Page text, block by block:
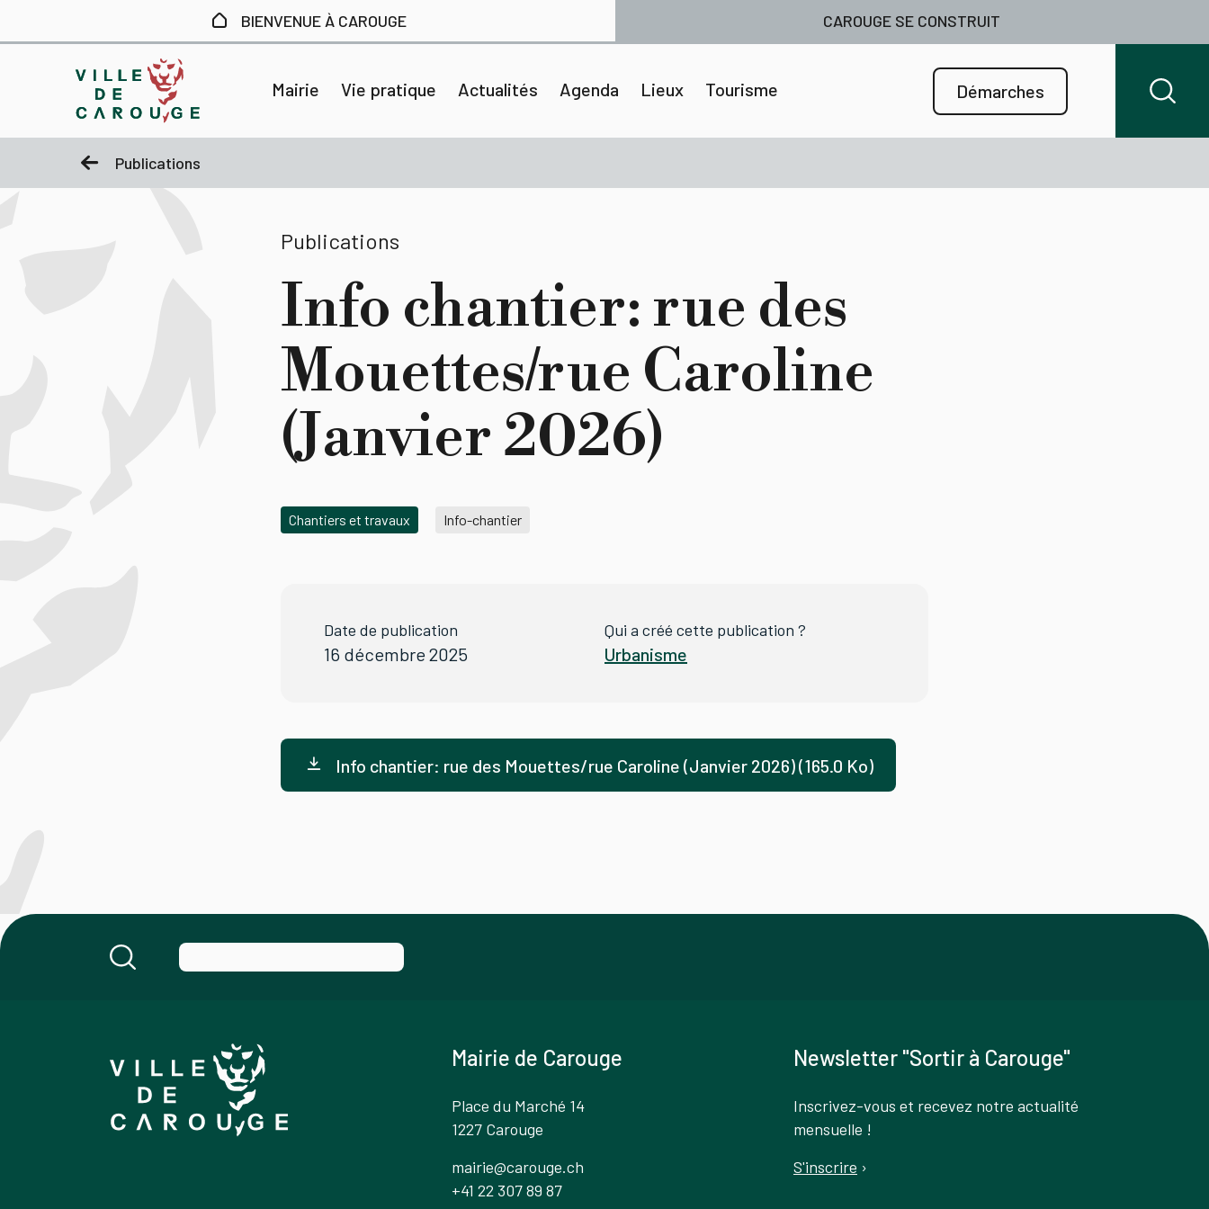
BIENVENUE À CAROUGE CAROUGE SE CONSTRUIT
Mairie Vie pratique Actualités Agenda Lieux Tourisme Démarches
Publications
Publications
Info chantier: rue des
Mouettes/rue Caroline
(Janvier 2026)
Chantiers et travaux Info-chantier
Date de publication
16 décembre 2025
Qui a créé cette publication ?
Urbanisme
Info chantier: rue des Mouettes/rue Caroline (Janvier 2026) (165.0 Ko)
Mairie de Carouge
Place du Marché 14
1227 Carouge
mairie@carouge.ch
+41 22 307 89 87
Newsletter "Sortir à Carouge"
Inscrivez-vous et recevez notre actualité
mensuelle !
S'inscrire ›